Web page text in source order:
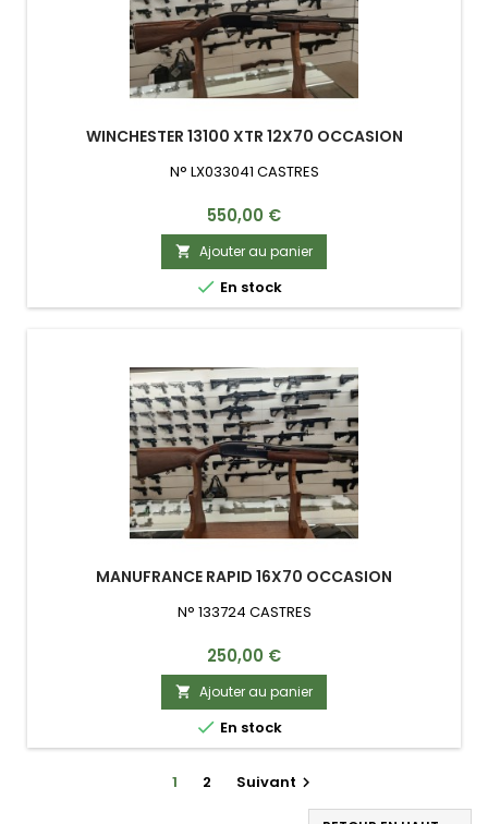
WINCHESTER 13100 XTR 12X70 OCCASION
N° LX033041 CASTRES
Prix
550,00 €
 Ajouter au panier
 En stock
MANUFRANCE RAPID 16X70 OCCASION
N° 133724 CASTRES
Prix
250,00 €
 Ajouter au panier
 En stock
1 2 Suivant 